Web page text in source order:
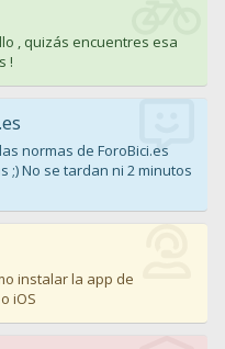
, quizás encuentres esa
!
normas de ForoBici.es
;) No se tardan ni 2 minutos
instalar la app de
iOS